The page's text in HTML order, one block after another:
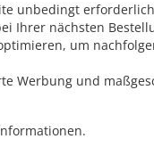
unbedingt
Ihrer nächsten
um
Werbung und
In
uns auf Ihre Online-